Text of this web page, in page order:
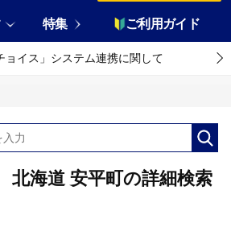
特集 ご利用ガイド
ョイス」システム連携に関して
北海道 安平町の詳細検索